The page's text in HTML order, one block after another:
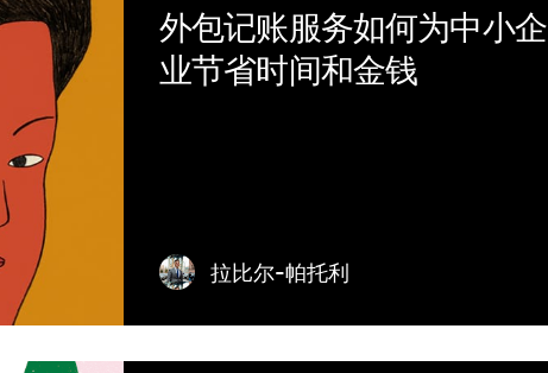
外包记账服务如何为中小企
业节省时间和金钱
拉比尔-帕托利